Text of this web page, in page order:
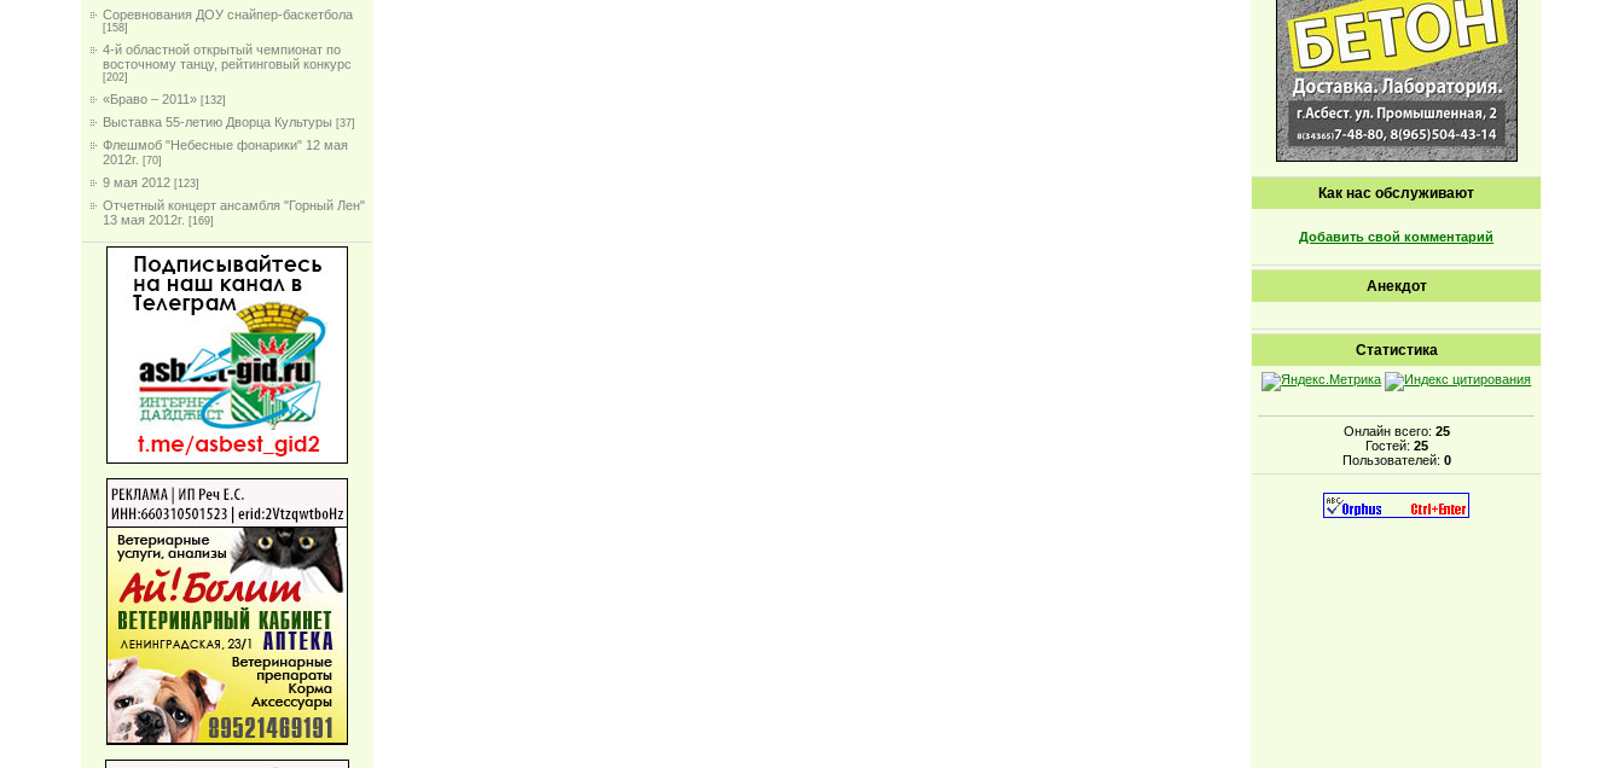
Соревнования ДОУ снайпер-баскетбола
[158]
4-й областной открытый чемпионат по
восточному танцу, рейтинговый конкурс
[202]
«Браво – 2011» [132]
Выставка 55-летию Дворца Культуры [37]
Флешмоб "Небесные фонарики" 12 мая
2012г. [70]
9 мая 2012 [123]
Отчетный концерт ансамбля "Горный Лен"
13 мая 2012г. [169]
Как нас обслуживают
Добавить свой комментарий
Анекдот
Статистика
Онлайн всего: 25
Гостей: 25
Пользователей: 0